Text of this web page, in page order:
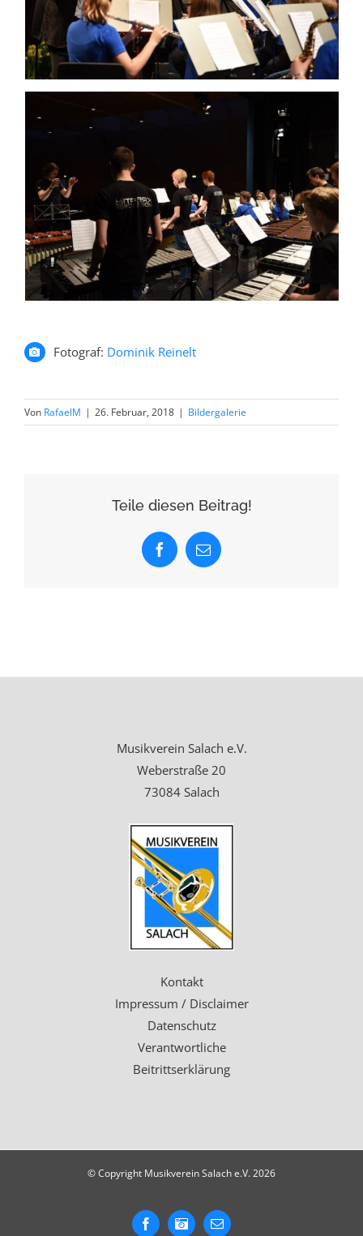
Fotograf: Dominik Reinelt
Von RafaelM | 26. Februar, 2018 | Bildergalerie
Teile diesen Beitrag!
Facebook
E-
Mail
Musikverein Salach e.V.
Weberstraße 20
73084 Salach
Kontakt
Impressum / Disclaimer
Datenschutz
Verantwortliche
Beitrittserklärung
© Copyright Musikverein Salach e.V.2026
FacebookInstagram
E-